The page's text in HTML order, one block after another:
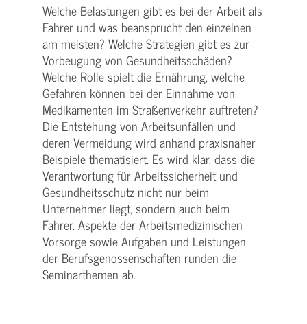
Welche Belastungen gibt es bei der Arbeit als
Fahrer und was beansprucht den einzelnen
am meisten? Welche Strategien gibt es zur
Vorbeugung von Gesundheitsschäden?
Welche Rolle spielt die Ernährung, welche
Gefahren können bei der Einnahme von
Medikamenten im Straßenverkehr auftreten?
Die Entstehung von Arbeitsunfällen und
deren Vermeidung wird anhand praxisnaher
Beispiele thematisiert. Es wird klar, dass die
Verantwortung für Arbeitssicherheit und
Gesundheitsschutz nicht nur beim
Unternehmer liegt, sondern auch beim
Fahrer. Aspekte der Arbeitsmedizinischen
Vorsorge sowie Aufgaben und Leistungen
der Berufsgenossenschaften runden die
Seminarthemen ab.